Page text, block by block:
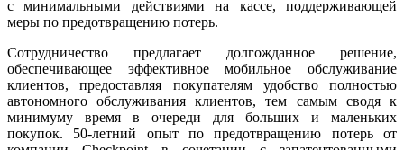
с минимальными действиями на кассе, поддерживающей
меры по предотвращению потерь.
Сотрудничество предлагает долгожданное решение,
обеспечивающее эффективное мобильное обслуживание
клиентов, предоставляя покупателям удобство полностью
автономного обслуживания клиентов, тем самым сводя к
минимуму время в очереди для больших и маленьких
покупок. 50-летний опыт по предотвращению потерь от